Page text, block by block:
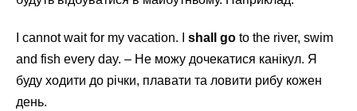
I cannot wait for my vacation. I shall go to the river, swim
and fish every day. – Не можу дочекатися канікул. Я
буду ходити до річки, плавати та ловити рибу кожен
день.